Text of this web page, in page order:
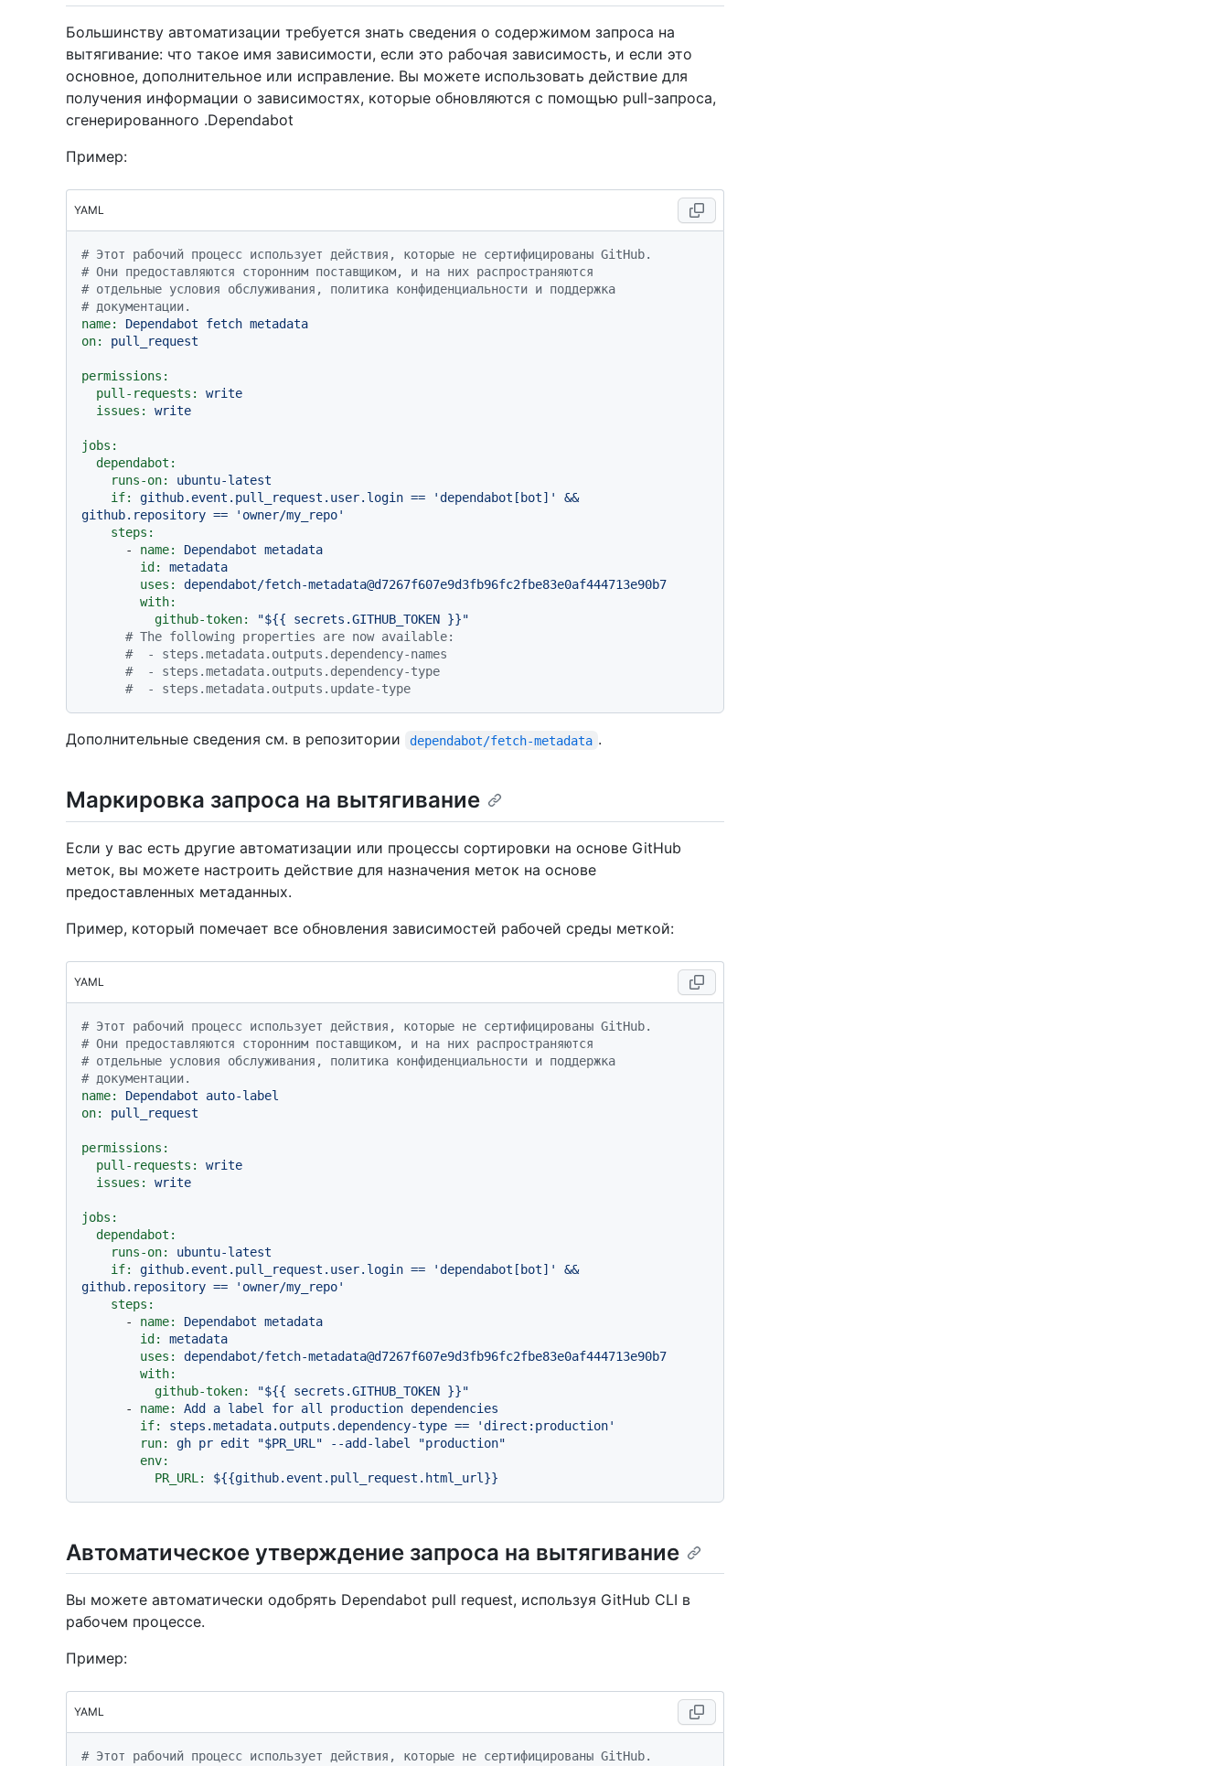
Большинству автоматизации требуется знать сведения о содержимом запроса на
вытягивание: что такое имя зависимости, если это рабочая зависимость, и если это
основное, дополнительное или исправление. Вы можете использовать действие для
получения информации о зависимостях, которые обновляются с помощью pull-запроса,
сгенерированного .Dependabot
Пример:
YAML
# Этот рабочий процесс использует действия, которые не сертифицированы GitHub.
# Они предоставляются сторонним поставщиком, и на них распространяются
# отдельные условия обслуживания, политика конфиденциальности и поддержка
# документации.
name:
Dependabot fetch metadata
on:
pull_request
permissions:
pull-requests:
write
issues:
write
jobs:
dependabot:
runs-on:
ubuntu-latest
if:
github.event.pull_request.user.login == 'dependabot[bot]'
&&
github.repository ==
'owner/my_repo'
steps:
-
name: Dependabot metadata
id:
metadata
uses:
dependabot/fetch-metadata@d7267f607e9d3fb96fc2fbe83e0af444713e90b7
with:
github-token:
"${{ secrets.GITHUB_TOKEN }}"
# The following properties are now available:
#  - steps.metadata.outputs.dependency-names
#  - steps.metadata.outputs.dependency-type
#  - steps.metadata.outputs.update-type
Дополнительные сведения см. в репозитории dependabot/fetch-metadata .
Маркировка запроса на вытягивание
Если у вас есть другие автоматизации или процессы сортировки на основе GitHub
меток, вы можете настроить действие для назначения меток на основе
предоставленных метаданных.
Пример, который помечает все обновления зависимостей рабочей среды меткой:
YAML
# Этот рабочий процесс использует действия, которые не сертифицированы GitHub.
# Они предоставляются сторонним поставщиком, и на них распространяются
# отдельные условия обслуживания, политика конфиденциальности и поддержка
# документации.
name:
Dependabot
auto-label
on:
pull_request
permissions:
pull-requests:
write
issues:
write
jobs:
dependabot:
runs-on:
ubuntu-latest
if:
github.event.pull_request.user.login == 'dependabot[bot]'
&&
github.repository ==
'owner/my_repo'
steps:
-
name: Dependabot metadata
id:
metadata
uses:
dependabot/fetch-metadata@d7267f607e9d3fb96fc2fbe83e0af444713e90b7
with:
github-token:
"${{ secrets.GITHUB_TOKEN }}"
-
name: Add a label for all production dependencies
if:
steps.metadata.outputs.dependency-type ==
'direct:production'
run:
gh pr edit "$PR_URL" --add-label
"production"
env:
PR_URL:
${{github.event.pull_request.html_url}}
Автоматическое утверждение запроса на вытягивание
Вы можете автоматически одобрять Dependabot pull request, используя GitHub CLI в
рабочем процессе.
Пример:
YAML
# Этот рабочий процесс использует действия, которые не сертифицированы GitHub.